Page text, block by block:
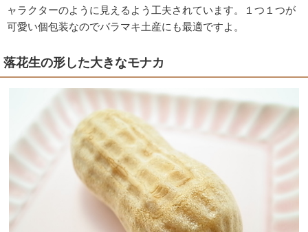
ャラクターのように見えるよう工夫されています。１つ１つが
可愛い個包装なのでバラマキ土産にも最適ですよ。
落花生の形した大きなモナカ